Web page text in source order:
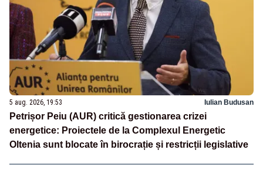
5 aug. 2026, 19:53 Iulian Budusan
Petrișor Peiu (AUR) critică gestionarea crizei
energetice: Proiectele de la Complexul Energetic
Oltenia sunt blocate în birocrație și restricții legislative